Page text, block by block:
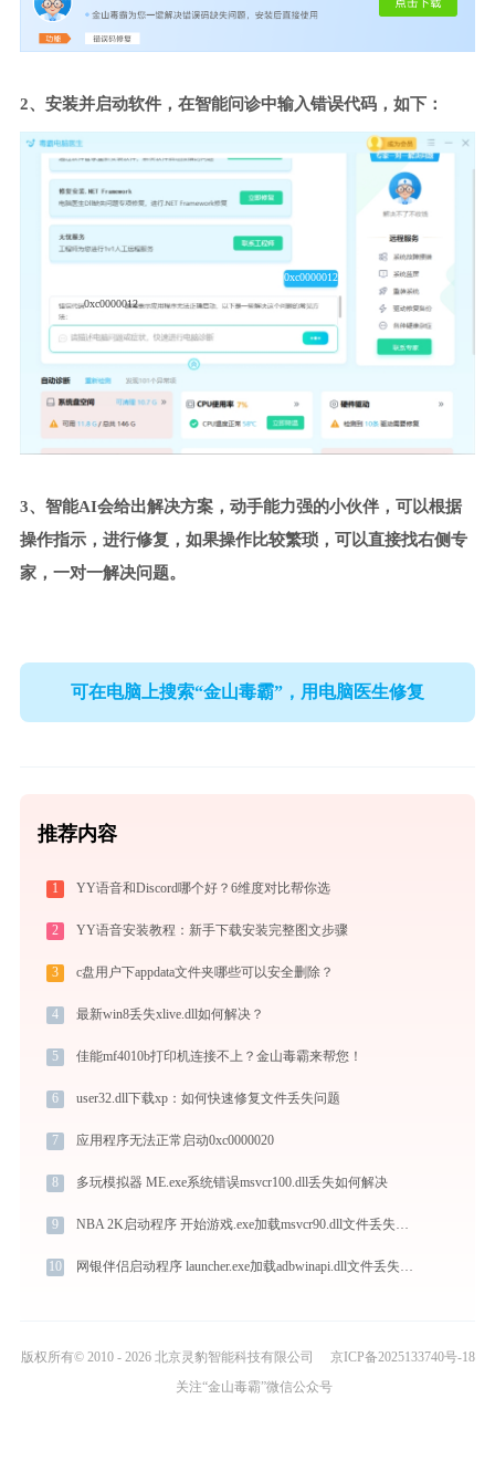
2、安装并启动软件，在智能问诊中输入错误代码，如下：
0xc0000012
0xc0000012
3、智能AI会给出解决方案，动手能力强的小伙伴，可以根据
操作指示，进行修复，如果操作比较繁琐，可以直接找右侧专
家，一对一解决问题。
可在电脑上搜索“金山毒霸”，用电脑医生修复
推荐内容
1 YY语音和Discord哪个好？6维度对比帮你选
2 YY语音安装教程：新手下载安装完整图文步骤
3 c盘用户下appdata文件夹哪些可以安全删除？
4 最新win8丢失xlive.dll如何解决？
5 佳能mf4010b打印机连接不上？金山毒霸来帮您！
6 user32.dll下载xp：如何快速修复文件丢失问题
7 应用程序无法正常启动0xc0000020
8 多玩模拟器 ME.exe系统错误msvcr100.dll丢失如何解决
9 NBA 2K启动程序 开始游戏.exe加载msvcr90.dll文件丢失处理办法
10 网银伴侣启动程序 launcher.exe加载adbwinapi.dll文件丢失处理办法
版权所有© 2010 - 2026 北京灵豹智能科技有限公司
京ICP备2025133740号-18
关注“金山毒霸”微信公众号